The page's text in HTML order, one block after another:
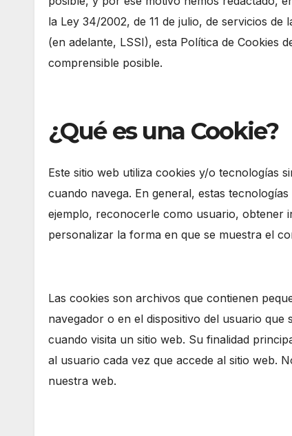
la Ley 34/2002, de 11 de julio, de servicios
(en adelante, LSSI), esta Política de Cookies
comprensible posible.
¿Qué es una Cookie?
Este sitio web utiliza cookies y/o tecnologías
cuando navega. En general, estas
ejemplo, reconocerle como usuario, obtener
personalizar la forma en que se muestra el
Las cookies son archivos que contienen
navegador o en el dispositivo del usuario
cuando visita un sitio web. Su finalidad
al usuario cada vez que accede al sitio web.
nuestra web.